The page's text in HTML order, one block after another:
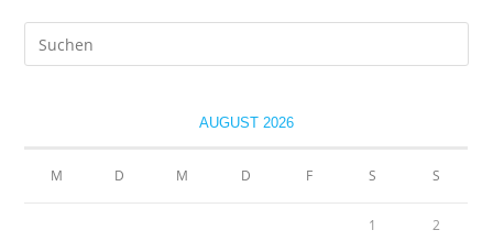
AUGUST 2026
M D M D F S S
1 2